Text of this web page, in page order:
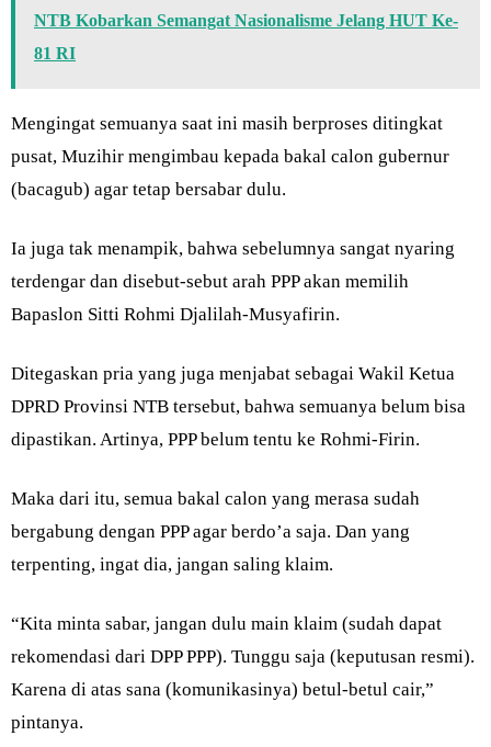
NTB Kobarkan Semangat Nasionalisme Jelang HUT Ke-
81 RI
Mengingat semuanya saat ini masih berproses ditingkat
pusat, Muzihir mengimbau kepada bakal calon gubernur
(bacagub) agar tetap bersabar dulu.
Ia juga tak menampik, bahwa sebelumnya sangat nyaring
terdengar dan disebut-sebut arah PPP akan memilih
Bapaslon Sitti Rohmi Djalilah-Musyafirin.
Ditegaskan pria yang juga menjabat sebagai Wakil Ketua
DPRD Provinsi NTB tersebut, bahwa semuanya belum bisa
dipastikan. Artinya, PPP belum tentu ke Rohmi-Firin.
Maka dari itu, semua bakal calon yang merasa sudah
bergabung dengan PPP agar berdo’a saja. Dan yang
terpenting, ingat dia, jangan saling klaim.
“Kita minta sabar, jangan dulu main klaim (sudah dapat
rekomendasi dari DPP PPP). Tunggu saja (keputusan resmi).
Karena di atas sana (komunikasinya) betul-betul cair,”
pintanya.